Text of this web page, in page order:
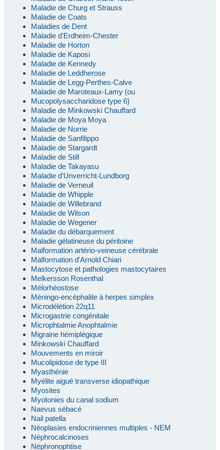
Maladie de Churg et Strauss
Maladie de Coats
Maladies de Dent
Maladie d'Erdheim-Chester
Maladie de Horton
Maladie de Kaposi
Maladie de Kennedy
Maladie de Leddherose
Maladie de Legg-Perthes-Calve
Maladie de Maroteaux-Lamy (ou
Mucopolysaccharidose type 6)
Maladie de Minkowski Chauffard
Maladie de Moya Moya
Maladie de Norrie
Maladie de Sanfilippo
Maladie de Stargardt
Maladie de Still
Maladie de Takayasu
Maladie d'Unverricht-Lundborg
Maladie de Verneuil
Maladie de Whipple
Maladie de Willebrand
Maladie de Wilson
Maladie de Wegener
Maladie du débarquement
Maladie gélatineuse du péritoine
Malformation artério-veineuse cérébrale
Malformation d'Arnold Chiari
Mastocytose et pathologies mastocytaires
Melkersson Rosenthal
Mélorhéostose
Méningo-encéphalite à herpes simplex
Microdélétion 22q11
Microgastrie congénitale
Microphtalmie Anophtalmie
Migraine hémiplégique
Minkowski Chauffard
Mouvements en miroir
Mucolipidose de type III
Myasthénie
Myélite aiguë transverse idiopathique
Myosites
Myotonies du canal sodium
Naevus sébacé
Nail patella
Néoplasies endocriniennes multiples - NEM
Néphrocalcinoses
Néphronophtise